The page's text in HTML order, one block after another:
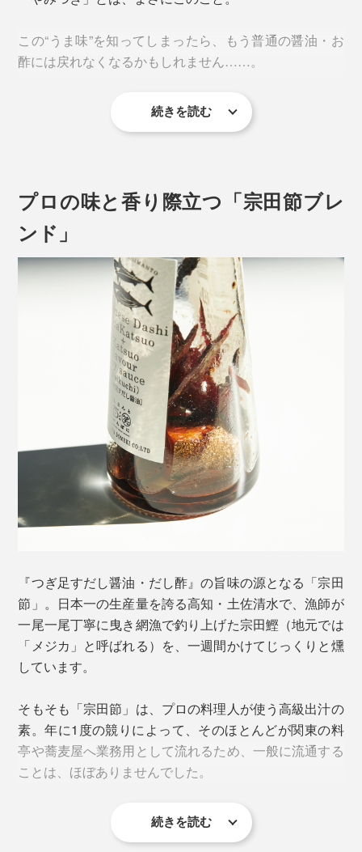
この“うま味”を知ってしまったら、もう普通の醤油・お
酢には戻れなくなるかもしれません……。
毎日の食卓に必ず置いておきたくなる『つぎ足すだし醤
宗田鰹（そうだがつお）のしっかりとした旨味と、かす
かな燻しの風味が、口の中に広がって、食欲が刺激され
ます。
続きを読む
プロの味と香り際立つ「宗田節ブレ
ンド」
『つぎ足すだし醤油・だし酢』の旨味の源となる「宗田
節」。日本一の生産量を誇る高知・土佐清水で、漁師が
一尾一尾丁寧に曳き網漁で釣り上げた宗田鰹（地元では
「メジカ」と呼ばれる）を、一週間かけてじっくりと燻
しています。
そもそも「宗田節」は、プロの料理人が使う高級出汁の
素。年に1度の競りによって、そのほとんどが関東の料
亭や蕎麦屋へ業務用として流れるため、一般に流通する
ことは、ほぼありませんでした。
続きを読む